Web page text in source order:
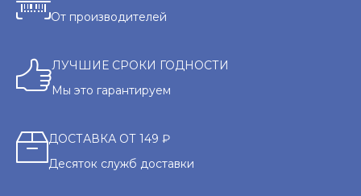
От производителей
ЛУЧШИЕ СРОКИ ГОДНОСТИ
Мы это гарантируем
ДОСТАВКА ОТ 149 ₽
Десяток служб доставки